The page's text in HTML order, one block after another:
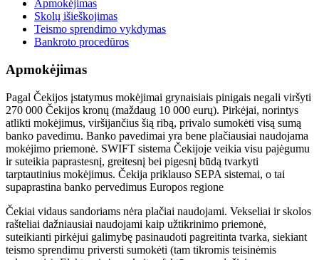
Apmokėjimas
Skolų išieškojimas
Teismo sprendimo vykdymas
Bankroto procedūros
Apmokėjimas
Pagal Čekijos įstatymus mokėjimai grynaisiais pinigais negali viršyti
270 000 Čekijos kronų (maždaug 10 000 eurų). Pirkėjai, norintys
atlikti mokėjimus, viršijančius šią ribą, privalo sumokėti visą sumą
banko pavedimu. Banko pavedimai yra bene plačiausiai naudojama
mokėjimo priemonė. SWIFT sistema Čekijoje veikia visu pajėgumu
ir suteikia paprastesnį, greitesnį bei pigesnį būdą tvarkyti
tarptautinius mokėjimus. Čekija priklauso SEPA sistemai, o tai
supaprastina banko pervedimus Europos regione
Čekiai vidaus sandoriams nėra plačiai naudojami. Vekseliai ir skolos
rašteliai dažniausiai naudojami kaip užtikrinimo priemonė,
suteikianti pirkėjui galimybę pasinaudoti pagreitinta tvarka, siekiant
teismo sprendimu priversti sumokėti (tam tikromis teisinėmis